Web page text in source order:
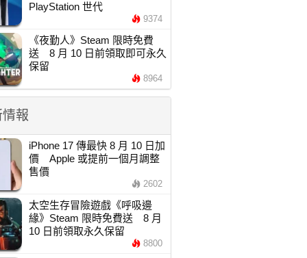
PlayStation 世代
9374
《夜勤人》Steam 限時免費
送 8 月 10 日前領取即可永久
保留
8964
報
iPhone 17 傳最快 8 月 10 日加
價 Apple 或提前一個月調整
售價
2602
太空生存冒險遊戲《呼吸邊
緣》Steam 限時免費送 8 月
10 日前領取永久保留
8800